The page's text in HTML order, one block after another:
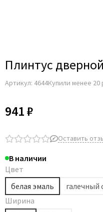
Плинтус
Артикул: 4644Купили менее 20
941 ₽
Оставить
В наличии
Цвет
белая эмаль
галечный
Ширина